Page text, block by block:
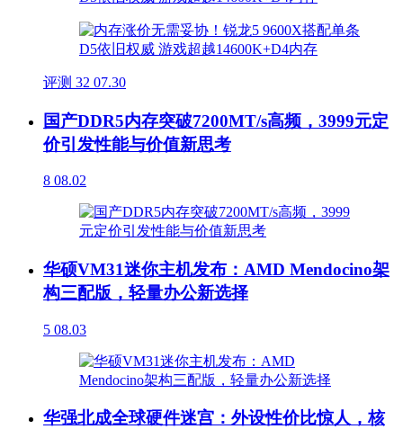
评测 32 07.30
国产DDR5内存突破7200MT/s高频，3999元定
价引发性能与价值新思考
8 08.02
华硕VM31迷你主机发布：AMD Mendocino架
构三配版，轻量办公新选择
5 08.03
华强北成全球硬件迷宫：外设性价比惊人，核